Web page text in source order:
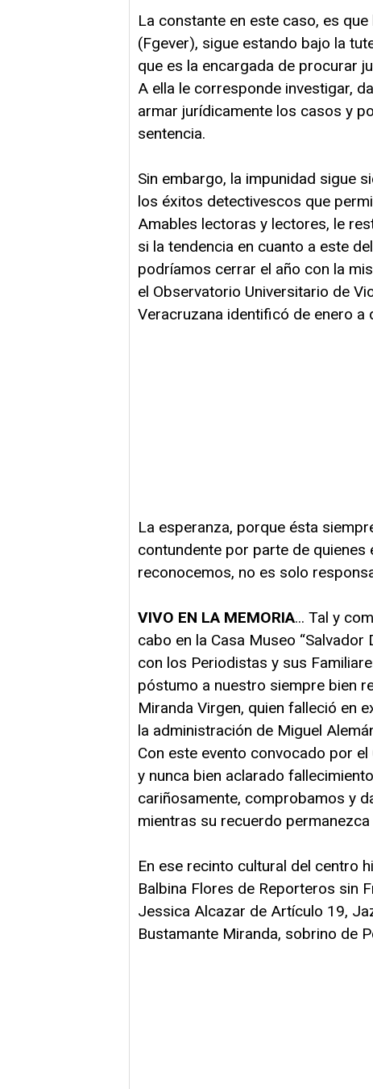
La constante en este caso, es
(Fgever), sigue estando bajo la
que es la encargada de procurar
A ella le corresponde investigar,
armar jurídicamente los casos y
sentencia.
Sin embargo, la impunidad sigue
los éxitos detectivescos que
Amables lectoras y lectores, le
si la tendencia en cuanto a este
podríamos cerrar el año con la
el Observatorio Universitario de
Veracruzana identificó de enero a
La esperanza, porque ésta
contundente por parte de
reconocemos, no es solo
VIVO EN LA MEMORIA... Tal y
cabo en la Casa Museo
con los Periodistas y sus
póstumo a nuestro siempre bien
Miranda Virgen, quien falleció en
la administración de Miguel
Con este evento convocado por
y nunca bien aclarado
cariñosamente, comprobamos y
mientras su recuerdo permanezca
En ese recinto cultural del centro
Balbina Flores de Reporteros sin
Jessica Alcazar de Artículo 19,
Bustamante Miranda, sobrino de